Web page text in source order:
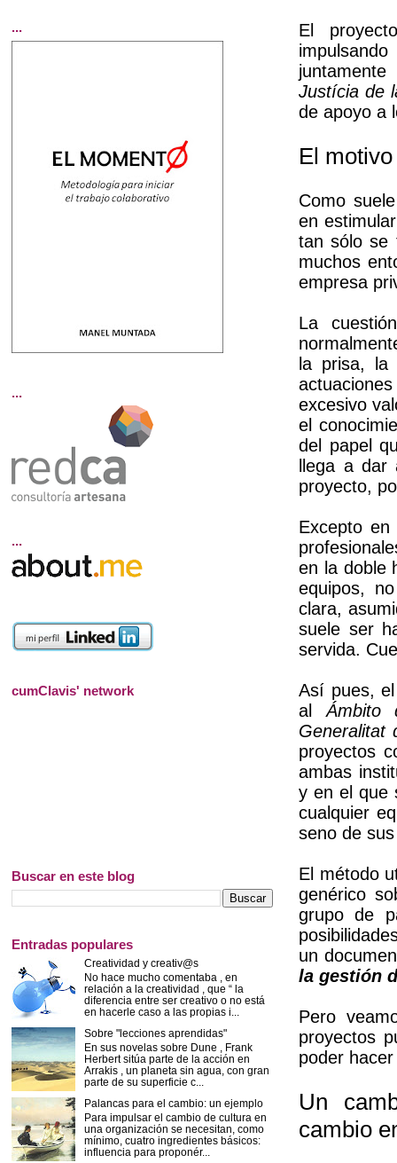
El
Justícia de
de apoyo a
El
Como
en
tan sólo se
muchos
empresa
La
la prisa, la
excesivo
el
del papel
llega a
proyecto,
Excepto
en la doble
equipos,
clara,
suele ser
servida.
Así pues,
al Ámbito
Generalitat
proyectos
ambas
y en el que
cualquier
seno de
El método
genérico
grupo de
un
la gestión
Pero
proyectos
poder
Un
cambio
...
...
...
cumClavis' network
Buscar en este blog
Entradas populares
Creatividad y creativ@s
No hace mucho comentaba , en
relación a la creatividad , que “ la
diferencia entre ser creativo o no está
en hacerle caso a las propias i...
Sobre "lecciones aprendidas"
En sus novelas sobre Dune , Frank
Herbert sitúa parte de la acción en
Arrakis , un planeta sin agua, con gran
parte de su superficie c...
Palancas para el cambio: un ejemplo
Para impulsar el cambio de cultura en
una organización se necesitan, como
mínimo, cuatro ingredientes básicos:
influencia para proponér...